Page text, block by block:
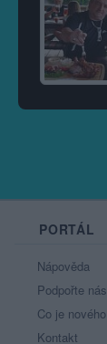
PORTÁL
Nápověda
Podpořte nás
Co je nového
Kontakt